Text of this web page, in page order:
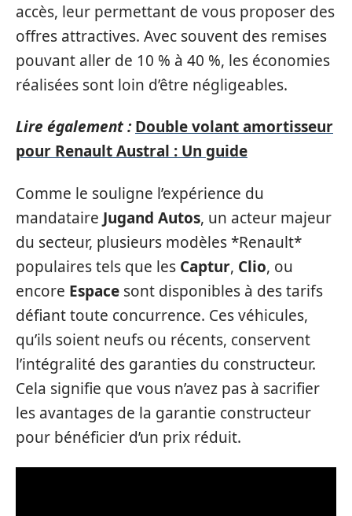
accès, leur permettant de vous proposer des
offres attractives. Avec souvent des remises
pouvant aller de 10 % à 40 %, les économies
réalisées sont loin d’être négligeables.
Lire également : Double volant amortisseur
pour Renault Austral : Un guide
Comme le souligne l’expérience du
mandataire Jugand Autos, un acteur majeur
du secteur, plusieurs modèles *Renault*
populaires tels que les Captur, Clio, ou
encore Espace sont disponibles à des tarifs
défiant toute concurrence. Ces véhicules,
qu’ils soient neufs ou récents, conservent
l’intégralité des garanties du constructeur.
Cela signifie que vous n’avez pas à sacrifier
les avantages de la garantie constructeur
pour bénéficier d’un prix réduit.